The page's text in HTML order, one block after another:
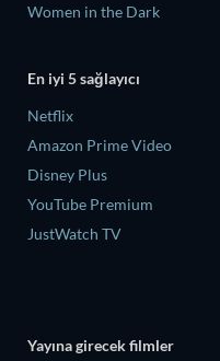
Women in the Dark
En iyi 5 sağlayıcı
Netflix
Amazon Prime Video
Disney Plus
YouTube Premium
JustWatch TV
Yayına girecek filmler